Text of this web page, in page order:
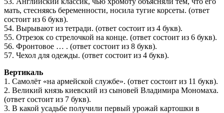
мать, стесняясь беременности, носила тугие корсеты. (ответ
состоит из 6 букв).
54. Вырывают из тетради. (ответ состоит из 4 букв).
55. Отрезок со стрелочкой на конце. (ответ состоит из 6 букв).
56. Фронтовое … . (ответ состоит из 8 букв).
57. Чехол для одежды. (ответ состоит из 4 букв).
Вертикаль
1. Самолёт «на армейской службе». (ответ состоит из 11 букв).
2. Великий князь киевский из сыновей Владимира Мономаха.
(ответ состоит из 7 букв).
3. В какой усадьбе получили первый урожай картошки в